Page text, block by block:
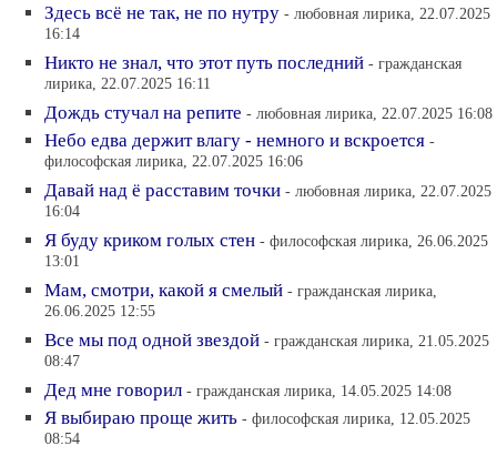
Здесь всё не так, не по нутру - любовная лирика, 22.07.2025
16:14
Никто не знал, что этот путь последний - гражданская
лирика, 22.07.2025 16:11
Дождь стучал на репите - любовная лирика, 22.07.2025 16:08
Небо едва держит влагу - немного и вскроется -
философская лирика, 22.07.2025 16:06
Давай над ё расставим точки - любовная лирика, 22.07.2025
16:04
Я буду криком голых стен - философская лирика, 26.06.2025
13:01
Мам, смотри, какой я смелый - гражданская лирика,
26.06.2025 12:55
Все мы под одной звездой - гражданская лирика, 21.05.2025
08:47
Дед мне говорил - гражданская лирика, 14.05.2025 14:08
Я выбираю проще жить - философская лирика, 12.05.2025
08:54